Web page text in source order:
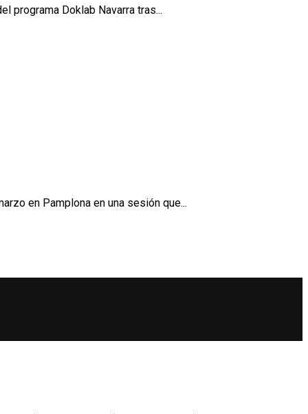
programa Doklab Navarra tras...
en Pamplona en una sesión que...